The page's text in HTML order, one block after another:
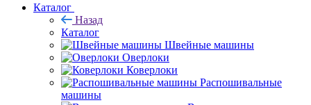
Каталог
Назад
Каталог
Швейные машины
Оверлоки
Коверлоки
Распошивальные
машины